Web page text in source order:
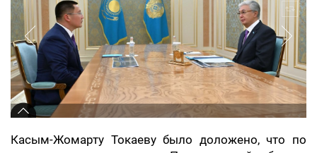
Касым-Жомарту Токаеву было доложено, что по